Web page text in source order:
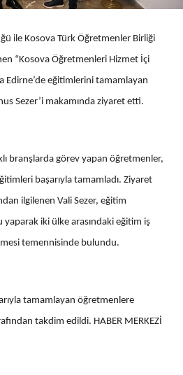
ile Kosova Türk Öğretmenler Birliği
“Kosova Öğretmenleri Hizmet İçi
Edirne’de eğitimlerini tamamlayan
Sezer’i makamında ziyaret etti.
branşlarda görev yapan öğretmenler,
başarıyla tamamladı. Ziyaret
ilgilenen Vali Sezer, eğitim
iki ülke arasındaki eğitim iş
temennisinde bulundu.
tamamlayan öğretmenlere
takdim edildi. HABER MERKEZİ